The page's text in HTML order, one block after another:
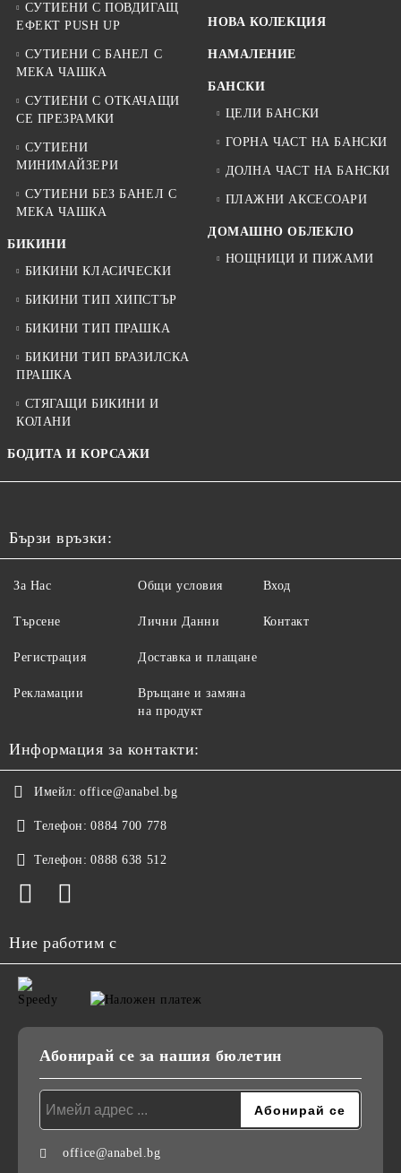
СУТИЕНИ С ПОВДИГАЩ
ЕФЕКТ PUSH UP
СУТИЕНИ С БАНЕЛ С
МЕКА ЧАШКА
СУТИЕНИ С ОТКАЧАЩИ
СЕ ПРЕЗРАМКИ
СУТИЕНИ
МИНИМАЙЗЕРИ
СУТИЕНИ БЕЗ БАНЕЛ С
МЕКА ЧАШКА
БИКИНИ
БИКИНИ КЛАСИЧЕСКИ
БИКИНИ ТИП ХИПСТЪР
БИКИНИ ТИП ПРАШКА
БИКИНИ ТИП БРАЗИЛСКА
ПРАШКА
СТЯГАЩИ БИКИНИ И
КОЛАНИ
БОДИТА И КОРСАЖИ
НОВА КОЛЕКЦИЯ
НАМАЛЕНИЕ
БАНСКИ
ЦЕЛИ БАНСКИ
ГОРНА ЧАСТ НА БАНСКИ
ДОЛНА ЧАСТ НА БАНСКИ
ПЛАЖНИ АКСЕСОАРИ
ДОМАШНО ОБЛЕКЛО
НОЩНИЦИ И ПИЖАМИ
Бързи връзки:
За Нас
Търсене
Регистрация
Рекламации
Общи условия
Лични Данни
Доставка и плащане
Връщане и замяна
на продукт
Вход
Контакт
Информация за контакти:
Имейл: office@anabel.bg
Телефон: 0884 700 778
Телефон: 0888 638 512
Ние работим с
Абонирай се за нашия бюлетин
office@anabel.bg